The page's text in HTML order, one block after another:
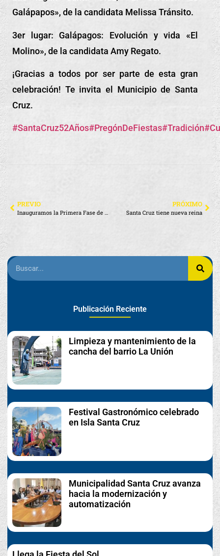
Galápapos», de la candidata Melissa Tránsito.
3er lugar: Galápagos: Evolución y vida «El
Molino», de la candidata Amy Regato.
¡Gracias a todos por ser parte de esta gran
celebración! Te invita el Municipio de Santa
Cruz.
#SantaCruz52Años#PregónDeFiestas#Tradición
PREVIO
Inauguramos la Primera Fase de la Regeneración Urbana de la Calle Charles Binford
PRÓXIMO
Santa Cruz tiene nueva reina
Publicación Reciente
Limpieza y mantenimiento de la
cancha del barrio La Unión
Festival Gastronómico celebrado
en Isla Santa Cruz
Municipalidad Santa Cruz avanza
hacia la modernización y
automatización